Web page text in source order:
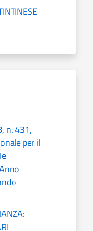
n. 431,
per il